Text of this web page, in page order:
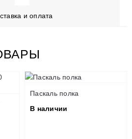
и оплата
Паскаль полка
В наличии